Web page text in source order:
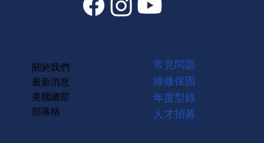
關於我們
最新消息
美國總部
部落格
常見問題
維修保固
年度型錄
人才招募